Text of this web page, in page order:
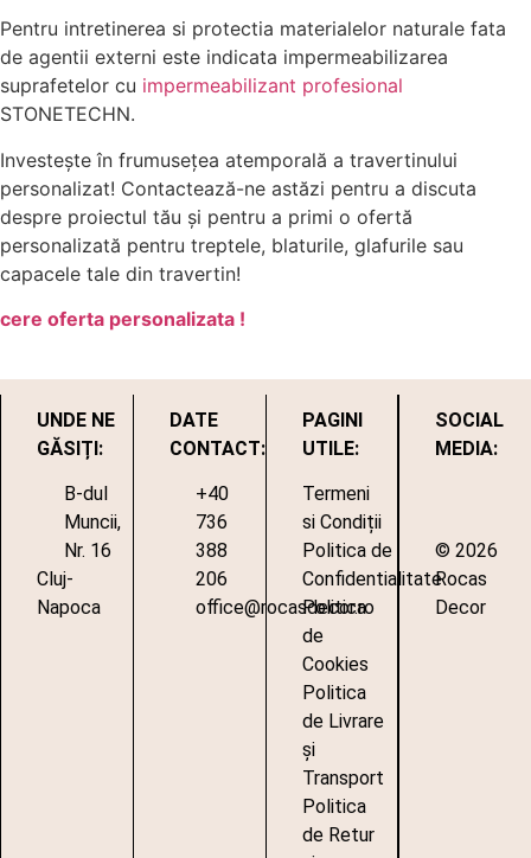
Pentru intretinerea si protectia materialelor naturale fata
de agentii externi este indicata impermeabilizarea
suprafetelor cu impermeabilizant profesional
STONETECHN.
Investește în frumusețea atemporală a travertinului
personalizat! Contactează-ne astăzi pentru a discuta
despre proiectul tău și pentru a primi o ofertă
personalizată pentru treptele, blaturile, glafurile sau
capacele tale din travertin!
cere oferta personalizata !
UNDE NE
GĂSIȚI:
B-dul
Muncii,
Nr. 16
Cluj-
Napoca
DATE
CONTACT:
+40
736
388
206
office@rocasdecor.ro
PAGINI
UTILE:
Termeni
si Condiții
Politica de
Confidentialitate
Politica
de
Cookies
Politica
de Livrare
și
Transport
Politica
de Retur
SOCIAL
MEDIA:
© 2026
Rocas
Decor